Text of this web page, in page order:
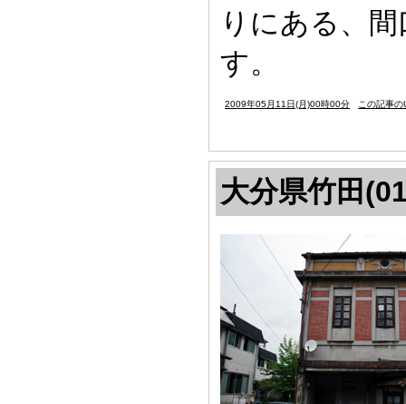
りにある、
す。
2009年05月11日(月)00時00分 この記事の
大分県竹田